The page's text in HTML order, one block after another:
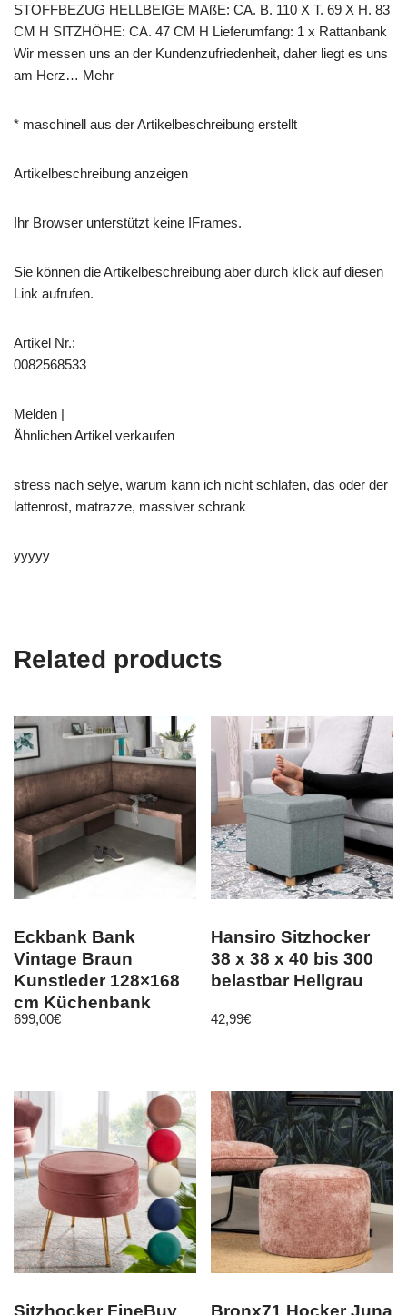
STOFFBEZUG HELLBEIGE MAßE: CA. B. 110 X T. 69 X H. 83
CM H SITZHÖHE: CA. 47 CM H Lieferumfang: 1 x Rattanbank
Wir messen uns an der Kundenzufriedenheit, daher liegt es uns
am Herz… Mehr
* maschinell aus der Artikelbeschreibung erstellt
Artikelbeschreibung anzeigen
Ihr Browser unterstützt keine IFrames.
Sie können die Artikelbeschreibung aber durch klick auf diesen
Link aufrufen.
Artikel Nr.:
0082568533
Melden |
Ähnlichen Artikel verkaufen
stress nach selye, warum kann ich nicht schlafen, das oder der
lattenrost, matrazze, massiver schrank
yyyyy
Related products
Eckbank Bank
Vintage Braun
Kunstleder 128×168
cm Küchenbank
Sitzbank Sitzecke
699,00€
Hansiro Sitzhocker
38 x 38 x 40 bis 300
belastbar Hellgrau
42,99€
Sitzhocker FineBuy Bronx71 Hocker Juna